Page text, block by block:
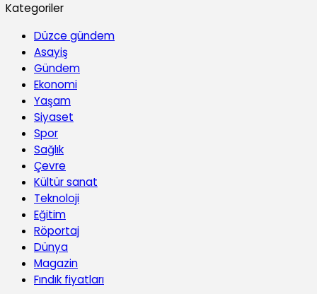
Kategoriler
Düzce gündem
Asayiş
Gündem
Ekonomi
Yaşam
Siyaset
Spor
Sağlık
Çevre
Kültür sanat
Teknoloji
Eğitim
Röportaj
Dünya
Magazin
Fındık fiyatları